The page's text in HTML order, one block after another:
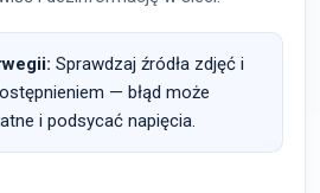
Sprawdzaj źródła zdjęć i
— błąd może
i podsycać napięcia.